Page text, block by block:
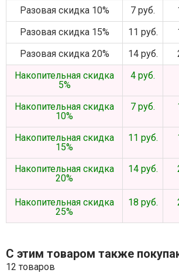
Разовая скидка 10%
7 руб.
Разовая скидка 15%
11 руб.
Разовая скидка 20%
14 руб.
Накопительная скидка
5%
4 руб.
Накопительная скидка
10%
7 руб.
Накопительная скидка
15%
11 руб.
Накопительная скидка
20%
14 руб.
Накопительная скидка
25%
18 руб.
С этим товаром также
12 товаров